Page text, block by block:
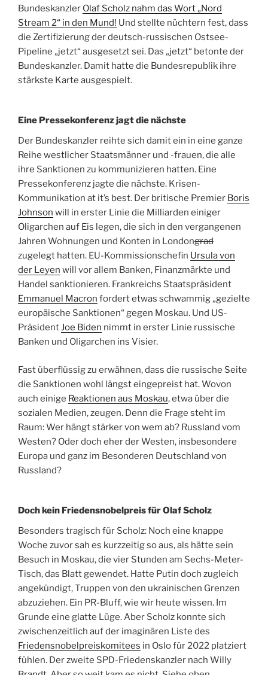
Bundeskanzler Olaf Scholz nahm das Wort „Nord
Stream 2“ in den Mund! Und stellte nüchtern fest, dass
die Zertifizierung der deutsch-russischen Ostsee-
Pipeline „jetzt“ ausgesetzt sei. Das „jetzt“ betonte der
Bundeskanzler. Damit hatte die Bundesrepublik ihre
stärkste Karte ausgespielt.
Eine Pressekonferenz jagt die nächste
Der Bundeskanzler reihte sich damit ein in eine ganze
Reihe westlicher Staatsmänner und -frauen, die alle
ihre Sanktionen zu kommunizieren hatten. Eine
Pressekonferenz jagte die nächste. Krisen-
Kommunikation at it’s best. Der britische Premier Boris
Johnson will in erster Linie die Milliarden einiger
Oligarchen auf Eis legen, die sich in den vergangenen
Jahren Wohnungen und Konten in Londongrad
zugelegt hatten. EU-Kommissionschefin Ursula von
der Leyen will vor allem Banken, Finanzmärkte und
Handel sanktionieren. Frankreichs Staatspräsident
Emmanuel Macron fordert etwas schwammig „gezielte
europäische Sanktionen“ gegen Moskau. Und US-
PräsidentJoe Biden nimmt in erster Linie russische
Banken und Oligarchen ins Visier.
Fast überflüssig zu erwähnen, dass die russische Seite
die Sanktionen wohl längst eingepreist hat. Wovon
auch einige Reaktionen aus Moskau, etwa über die
sozialen Medien, zeugen. Denn die Frage steht im
Raum: Wer hängt stärker von wem ab? Russland vom
Westen? Oder doch eher der Westen, insbesondere
Europa und ganz im Besonderen Deutschland von
Russland?
Doch kein Friedensnobelpreis für Olaf Scholz
Besonders tragisch für Scholz: Noch eine knappe
Woche zuvor sah es kurzzeitig so aus, als hätte sein
Besuch in Moskau, die vier Stunden am Sechs-Meter-
Tisch, das Blatt gewendet. Hatte Putin doch zugleich
angekündigt, Truppen von den ukrainischen Grenzen
abzuziehen. Ein PR-Bluff, wie wir heute wissen. Im
Grunde eine glatte Lüge. Aber Scholz konnte sich
zwischenzeitlich auf der imaginären Liste des
Friedensnobelpreiskomitees in Oslo für 2022 platziert
fühlen. Der zweite SPD-Friedenskanzler nach Willy